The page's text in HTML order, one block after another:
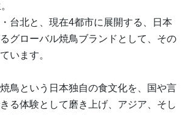
台北と、現在4都市に展開する、日本
グローバル焼鳥ブランドとして、その
います。
鳥という日本独自の食文化を、国や言
る体験として磨き上げ、アジア、そし